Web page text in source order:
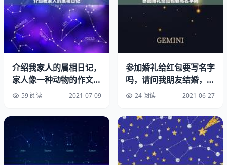
生肖鼠的人在年很容易出现悲观负面情绪，如无喜事去挡的
话，这负面情绪有时会延续到今年夏季止，故在春季时仍然
都不要计划好了。若是属鼠人的这种悲观的情绪一直都不能
改变的话，那么就很容易会影响身边的朋友，会带来一系列
的反应。对属牛人来说，年有很多烦恼，婚姻和感情方面会
有比较多的矛盾发生，在事业方面会有意外发生，财运情况
介绍我家人的属相日记，
家人像一种动物的作文。
300字？
59 阅读 2021-07-09
参加婚礼给红包要写名字
吗，请问我朋友结婚，我
给的红包上面要不要写我
24 阅读 2021-06-27